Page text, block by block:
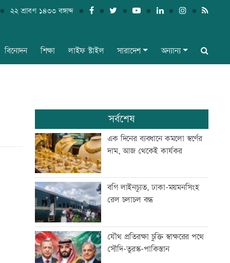
২২ শ্রাবণ ১৪৩৩ বঙ্গাব্দ
বিনোদন শিক্ষা লাইফ স্টাইল সারাদেশ অন্যান্য
সর্বশেষ
এক দিনের ব্যবধানে কমলো স্বর্ণের
দাম, আজ থেকেই কার্যকর
বগি লাইনচ্যুত, ঢাকা-ময়মনসিংহ
রেল চলাচল বন্ধ
যৌথ প্রতিরক্ষা চুক্তি স্বাক্ষরের পথে
সৌদি-তুরস্ক-পাকিস্তান